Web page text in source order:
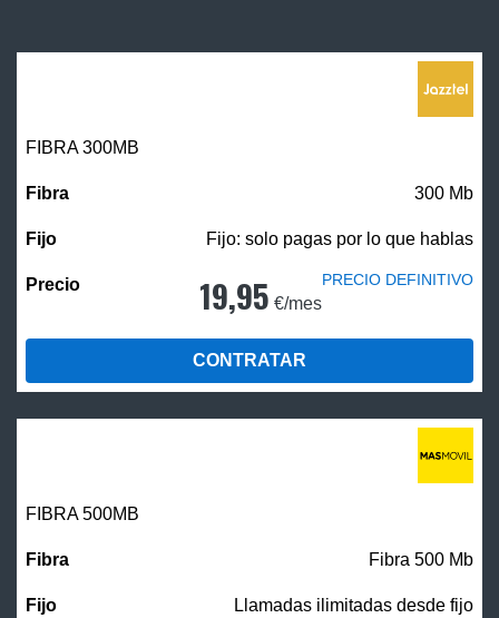
FIBRA 300MB
300 Mb
Fijo: solo pagas por lo que hablas
19,95 €/mes
PRECIO DEFINITIVO
CONTRATAR
FIBRA500MB
Fibra 500 Mb
Llamadas ilimitadas desde fijo